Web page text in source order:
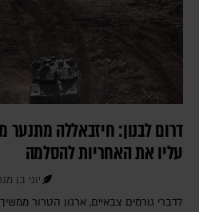
דרום לבנון: חיזבאללה
עליו את האחריות להסלמה
יוני בן
לדברי גורמים צבאיים, ארגון הטרור